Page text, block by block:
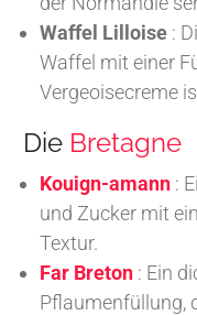
Waffel Lilloise :
Waffel mit einer
Vergeoisecreme
Die Bretagne
Kouign-amann :
und Zucker mit
Textur.
Far Breton : Ein
Pflaumenfüllung,